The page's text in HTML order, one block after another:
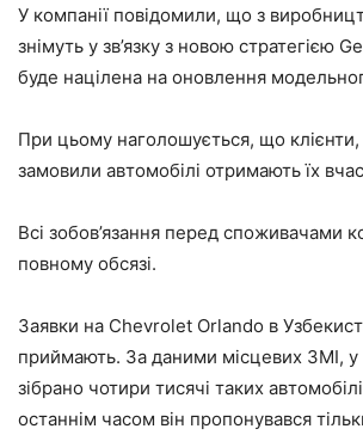
У компанії повідомили, що з
знімуть у зв’язку з новою стратегією
буде націлена на оновлення
При цьому наголошується, що клієнти,
замовили автомобілі отримають їх
Всі зобов’язання перед споживачами
повному обсязі.
Заявки на Chevrolet Orlando в
приймають. За даними місцевих ЗМІ, у
зібрано чотири тисячі таких
останнім часом він пропонувався